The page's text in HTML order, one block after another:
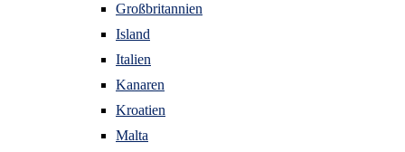
Großbritannien
Island
Italien
Kanaren
Kroatien
Malta